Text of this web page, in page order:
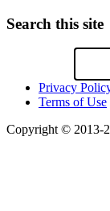
Search this site
Privacy
Terms of Use
Copyright © 2013-